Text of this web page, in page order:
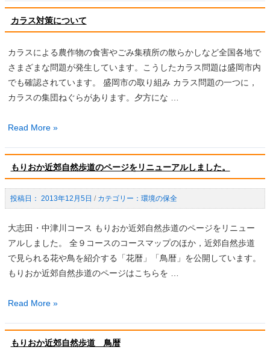
ニ
ア
ザ
ミ」
も
エ
ク
ラ
ブ」
の
録
団
募
カラス対策について
カラスによる農作物の食害やごみ集積所の散らかしなど全国各地で
さまざまな問題が発生しています。こうしたカラス問題は盛岡市内
でも確認されています。 盛岡市の取り組み カラス問題の一つに，
カラスの集団ねぐらがあります。夕方にな …
カ
ス
対
策
に
い
て
Read More »
もりおか近郊自然歩道のページをリニューアルしました。
2013年12月5日 / 環境の保全
大志田・中津川コース もりおか近郊自然歩道のページをリニュー
アルしました。 全９コースのコースマップのほか，近郊自然歩道
で見られる花や鳥を紹介する「花暦」「鳥暦」を公開しています。
もりおか近郊自然歩道のページはこちらを …
も
お
か
Read More »
もりおか近郊自然歩道 鳥暦